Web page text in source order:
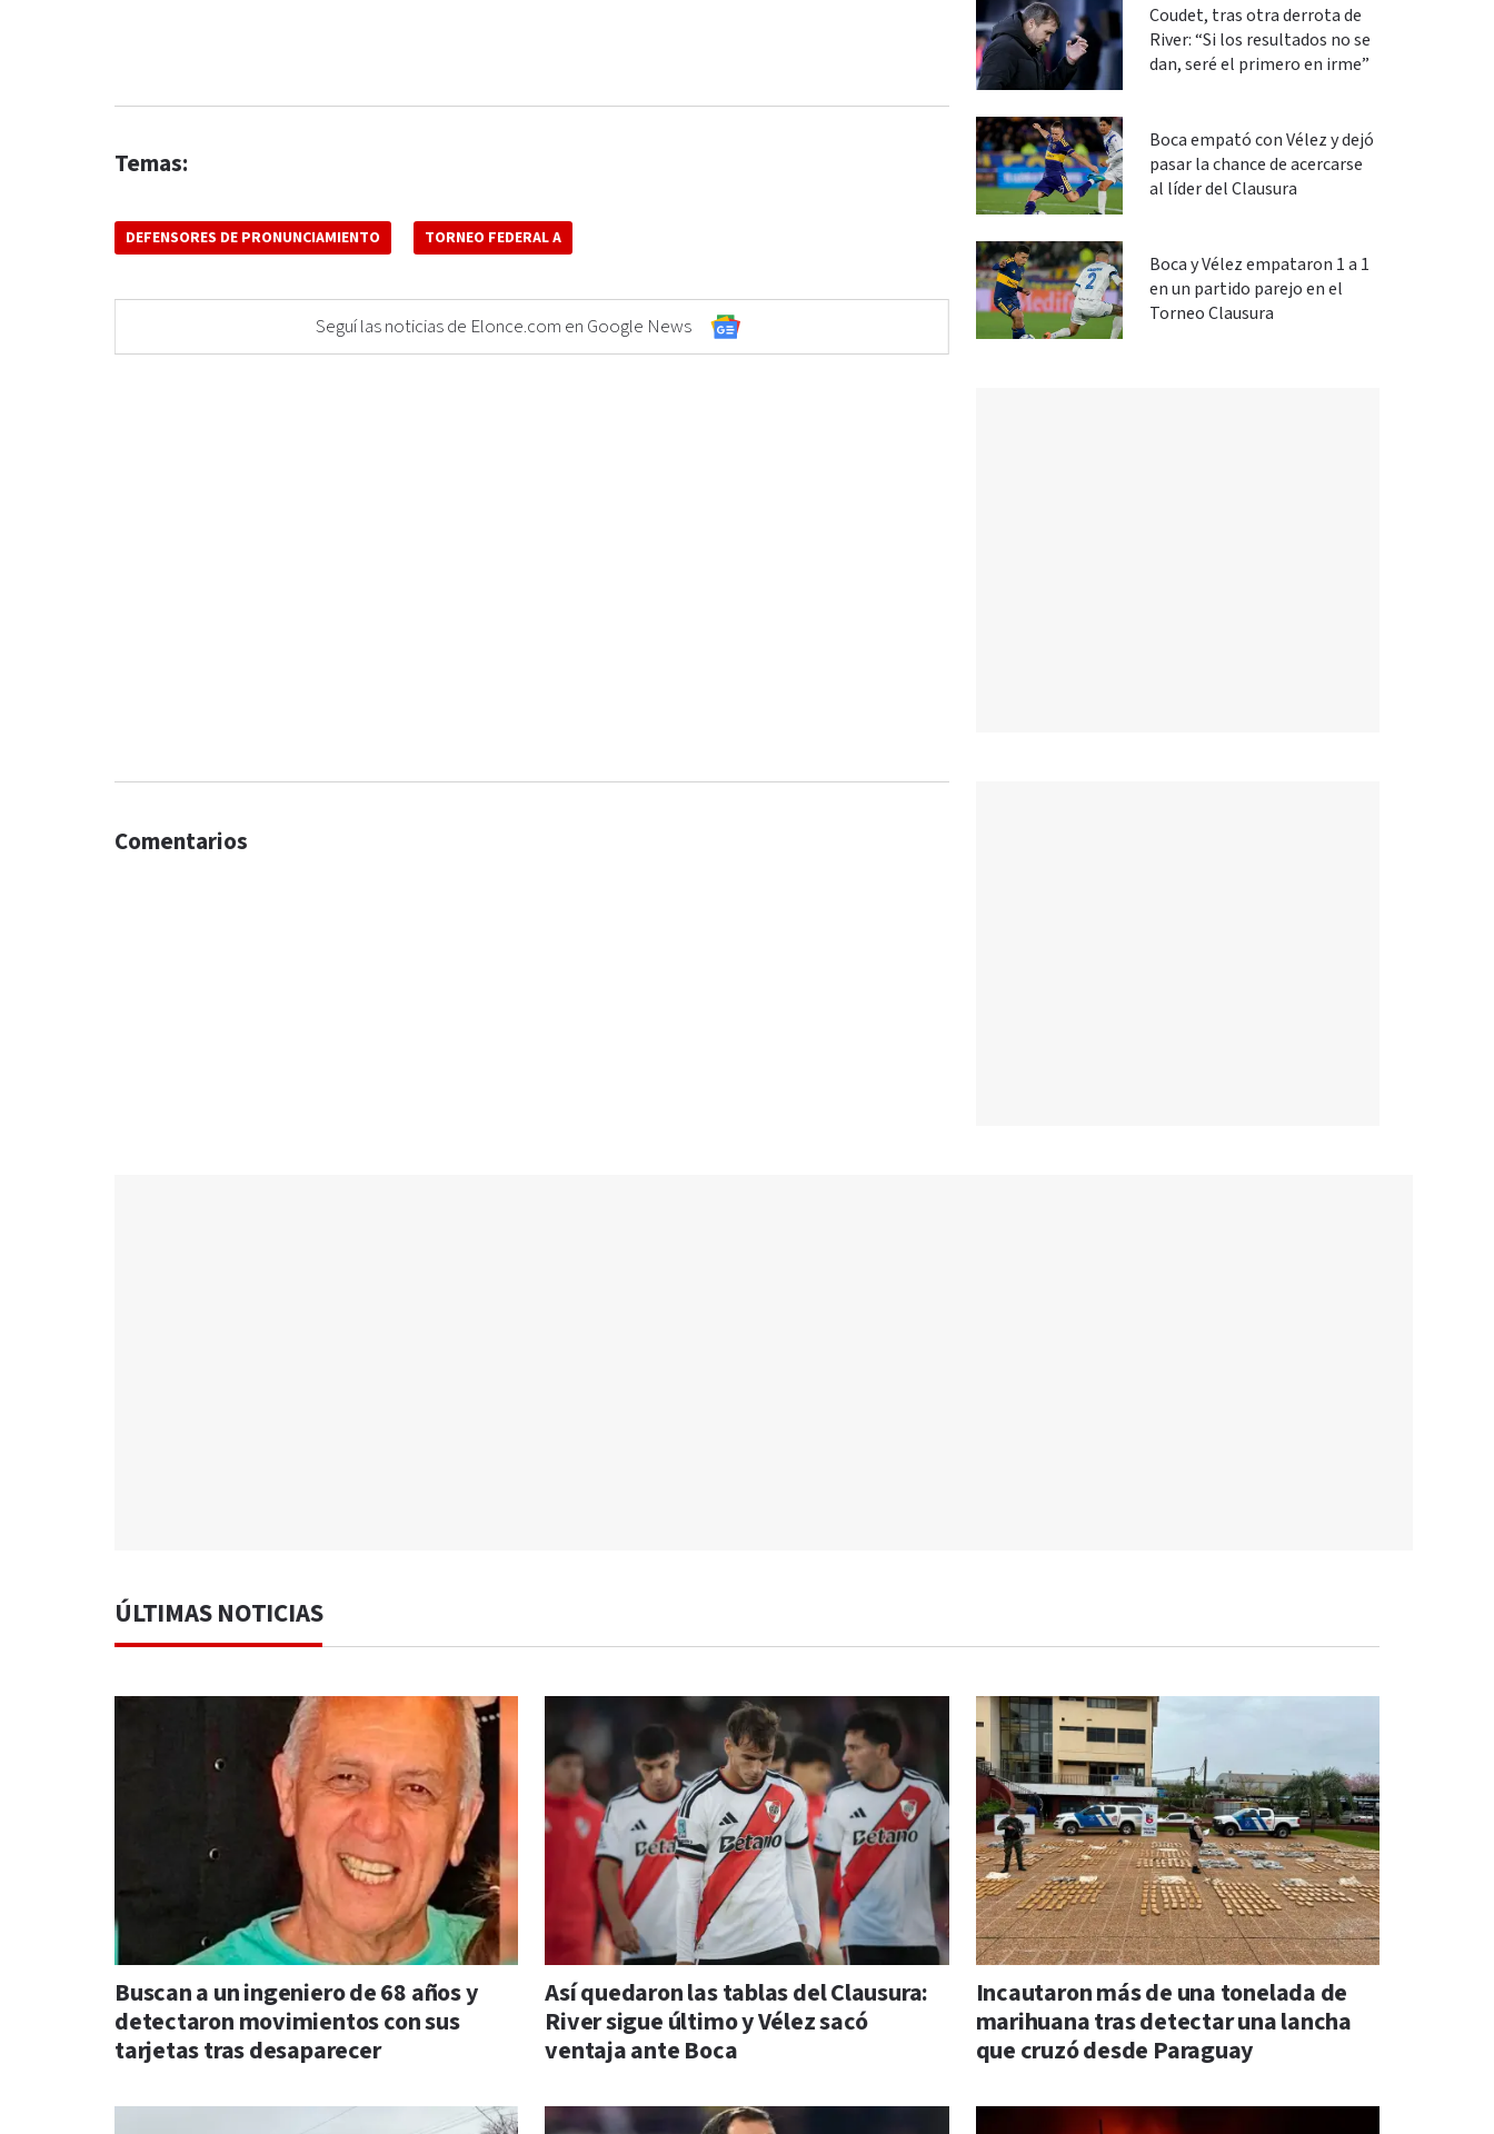
Temas:
DEFENSORES DE PRONUNCIAMIENTO TORNEO FEDERAL A
Seguí las noticias de Elonce.com en Google News
Coudet, tras otra derrota de
River: “Si los resultados no se
dan, seré el primero en irme”
Boca empató con Vélez y dejó
pasar la chance de acercarse
al líder del Clausura
Boca y Vélez empataron 1 a 1
en un partido parejo en el
Torneo Clausura
Comentarios
ÚLTIMAS NOTICIAS
Buscan a un ingeniero de 68 años y
detectaron movimientos con sus
tarjetas tras desaparecer
Así quedaron las tablas del Clausura:
River sigue último y Vélez sacó
ventaja ante Boca
Incautaron más de una tonelada de
marihuana tras detectar una lancha
que cruzó desde Paraguay